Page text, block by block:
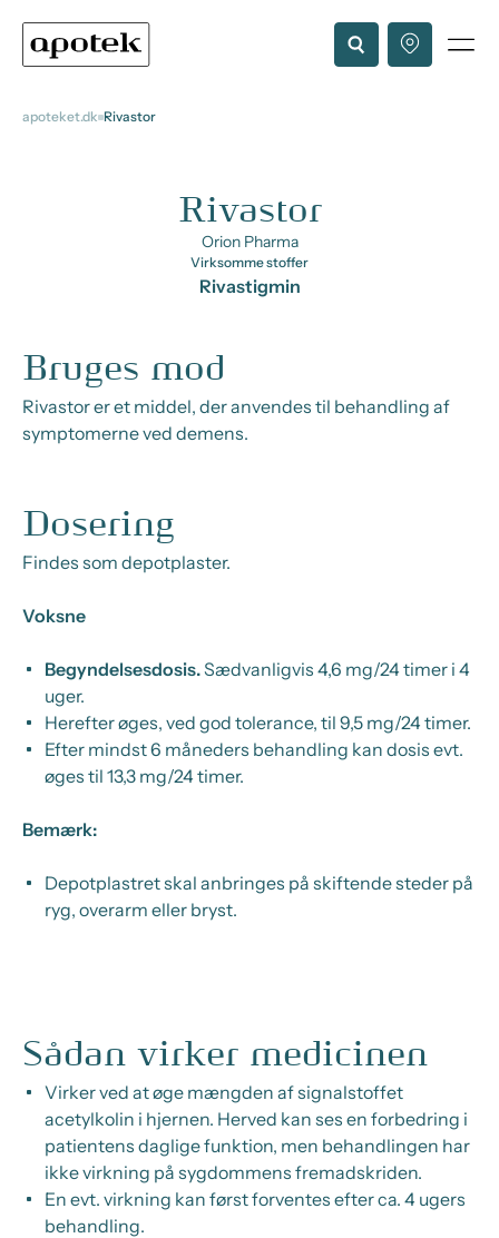
apoteket.dk Rivastor
Rivastor
Orion Pharma
Virksomme stoffer
Rivastigmin
Bruges mod
Rivastor er et middel, der anvendes til behandling af
symptomerne ved demens.
Dosering
Findes som depotplaster.
Voksne
Begyndelsesdosis.Sædvanligvis 4,6 mg/24 timer i 4
uger.
Herefter øges, ved god tolerance, til 9,5 mg/24 timer.
Efter mindst 6 måneders behandling kan dosis evt.
øges til 13,3 mg/24 timer.
Bemærk:
Depotplastret skal anbringes på skiftende steder på
ryg, overarm eller bryst.
Sådan virker medicinen
Virker ved at øge mængden af signalstoffet
acetylkolin i hjernen. Herved kan ses en forbedring i
patientens daglige funktion, men behandlingen har
ikke virkning på sygdommens fremadskriden.
En evt. virkning kan først forventes efter ca. 4 ugers
behandling.